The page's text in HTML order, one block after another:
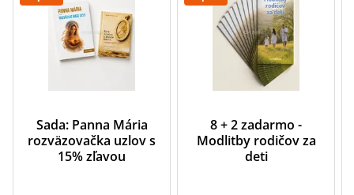
Sada: Panna Mária
rozväzovačka uzlov s
15% zľavou
8 + 2 zadarmo -
Modlitby rodičov za
deti